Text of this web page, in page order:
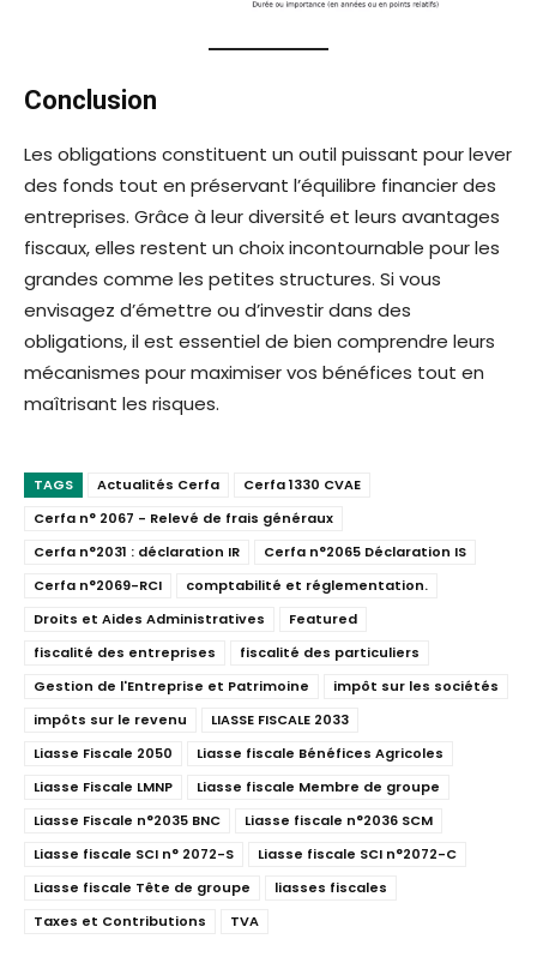
Conclusion
Les obligations constituent un outil puissant pour lever
des fonds tout en préservant l’équilibre financier des
entreprises. Grâce à leur diversité et leurs avantages
fiscaux, elles restent un choix incontournable pour les
grandes comme les petites structures. Si vous
envisagez d’émettre ou d’investir dans des
obligations, il est essentiel de bien comprendre leurs
mécanismes pour maximiser vos bénéfices tout en
maîtrisant les risques.
TAGS Actualités Cerfa
Cerfa 1330 CVAE
Cerfa n° 2067 - Relevé de frais généraux
Cerfa n°2031 : déclaration IR
Cerfa n°2065 Déclaration IS
Cerfa n°2069-RCI
comptabilité et réglementation.
Droits et Aides Administratives
Featured
fiscalité des entreprises
fiscalité des particuliers
Gestion de l'Entreprise et Patrimoine
impôt sur les sociétés
impôts sur le revenu
LIASSE FISCALE 2033
Liasse Fiscale 2050
Liasse fiscale Bénéfices Agricoles
Liasse Fiscale LMNP
Liasse fiscale Membre de groupe
Liasse Fiscale n°2035 BNC
Liasse fiscale n°2036 SCM
Liasse fiscale SCI n° 2072-S
Liasse fiscale SCI n°2072-C
Liasse fiscale Tête de groupe
liasses fiscales
Taxes et Contributions
TVA